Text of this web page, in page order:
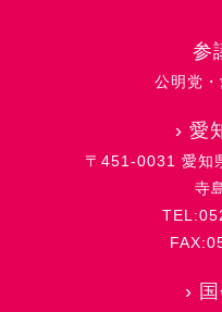
参
公明党
› 愛
〒451-0031 愛知
寺
›